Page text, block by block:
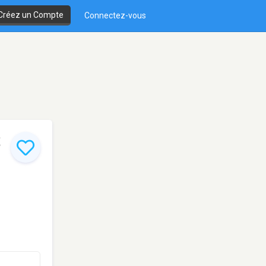
un Compte Connectez-vous